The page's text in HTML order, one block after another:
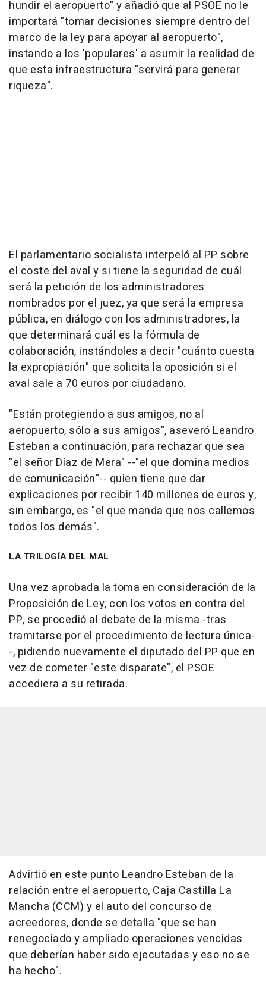
hundir el aeropuerto" y añadió que al PSOE no le
importará "tomar decisiones siempre dentro del
marco de la ley para apoyar al aeropuerto",
instando a los 'populares' a asumir la realidad de
que esta infraestructura "servirá para generar
riqueza".
El parlamentario socialista interpeló al PP sobre
el coste del aval y si tiene la seguridad de cuál
será la petición de los administradores
nombrados por el juez, ya que será la empresa
pública, en diálogo con los administradores, la
que determinará cuál es la fórmula de
colaboración, instándoles a decir "cuánto cuesta
la expropiación" que solicita la oposición si el
aval sale a 70 euros por ciudadano.
"Están protegiendo a sus amigos, no al
aeropuerto, sólo a sus amigos", aseveró Leandro
Esteban a continuación, para rechazar que sea
"el señor Díaz de Mera" --"el que domina medios
de comunicación"-- quien tiene que dar
explicaciones por recibir 140 millones de euros y,
sin embargo, es "el que manda que nos callemos
todos los demás".
LA TRILOGÍA DEL MAL
Una vez aprobada la toma en consideración de la
Proposición de Ley, con los votos en contra del
PP, se procedió al debate de la misma -tras
tramitarse por el procedimiento de lectura única-
-, pidiendo nuevamente el diputado del PP que en
vez de cometer "este disparate", el PSOE
accediera a su retirada.
Advirtió en este punto Leandro Esteban de la
relación entre el aeropuerto, Caja Castilla La
Mancha (CCM) y el auto del concurso de
acreedores, donde se detalla "que se han
renegociado y ampliado operaciones vencidas
que deberían haber sido ejecutadas y eso no se
ha hecho".